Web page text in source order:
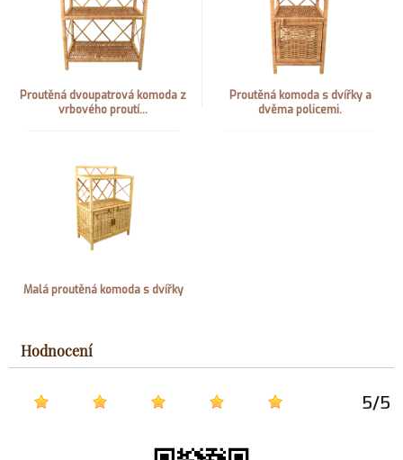
Hodnocení
5/5
Proutěná dvoupatrová komoda z
vrbového proutí...
Proutěná komoda s dvířky a
dvěma policemi.
Malá proutěná komoda s dvířky